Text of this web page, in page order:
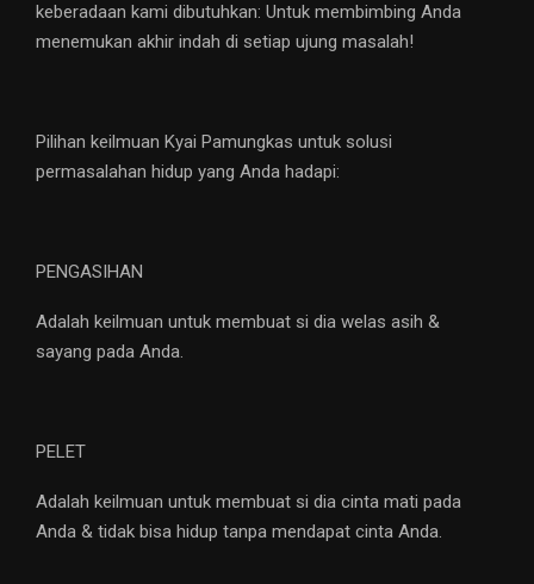
keberadaan kami dibutuhkan: Untuk membimbing Anda
menemukan akhir indah di setiap ujung masalah!
Pilihan keilmuan Kyai Pamungkas untuk solusi
permasalahan hidup yang Anda hadapi:
PENGASIHAN
Adalah keilmuan untuk membuat si dia welas asih &
sayang pada Anda.
PELET
Adalah keilmuan untuk membuat si dia cinta mati pada
Anda & tidak bisa hidup tanpa mendapat cinta Anda.